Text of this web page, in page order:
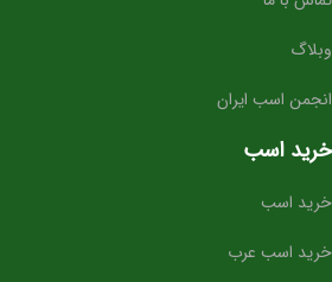
وبلاگ
انجمن اسب ایران
خرید اسب
خرید اسب
خرید اسب عرب